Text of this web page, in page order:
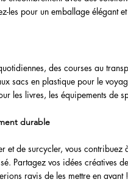
les pour un emballage élégant
des courses au
sacs en plastique pour le
les livres, les équipements de
durable
et de surcycler, vous
Partagez vos idées créatives
ravis de les mettre en avant !